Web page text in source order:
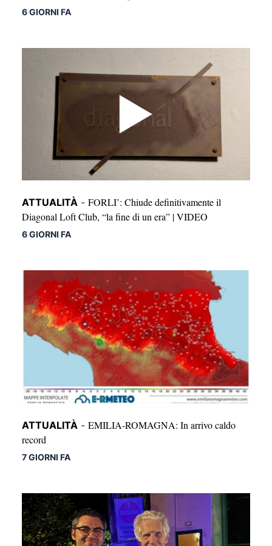
6 GIORNI FA
ATTUALITÀ - FORLI’: Chiude definitivamente il
Diagonal Loft Club, “la fine di un era” | VIDEO
6 GIORNI FA
ATTUALITÀ - EMILIA-ROMAGNA: In arrivo caldo
record
7 GIORNI FA